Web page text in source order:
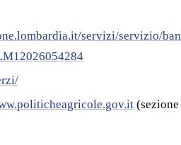
servizi/servizio/